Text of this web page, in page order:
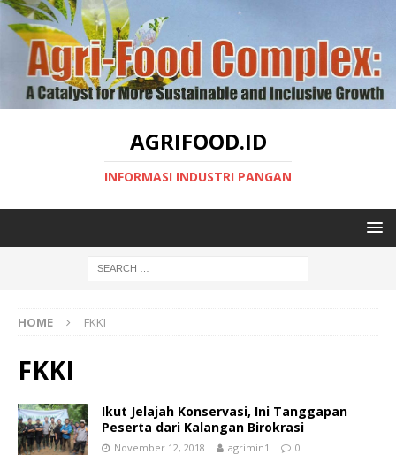
AGRIFOOD.ID
INFORMASI INDUSTRI PANGAN
HOME FKKI
FKKI
Ikut Jelajah Konservasi, Ini Tanggapan
Peserta dari Kalangan Birokrasi
November 12, 2018 agrimin1 0